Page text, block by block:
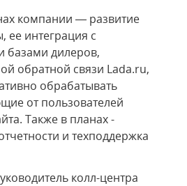
компании — развитие
ее интеграция с
дилеров,
обратной связи Lada.ru,
обрабатывать
от пользователей
Также в планах -
и техподдержка
колл-центра